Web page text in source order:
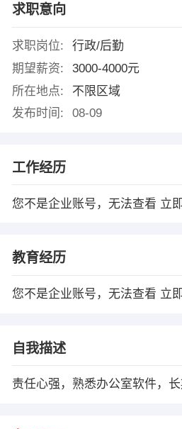
求职意向
求职岗位:
行政/后勤
期望薪资:
3000-4000元
所在地点:
不限区域
发布时间:
08-09
工作经历
您不是企业账号，无法查看 立
教育经历
您不是企业账号，无法查看 立
自我描述
责任心强，熟悉办公室软件，长